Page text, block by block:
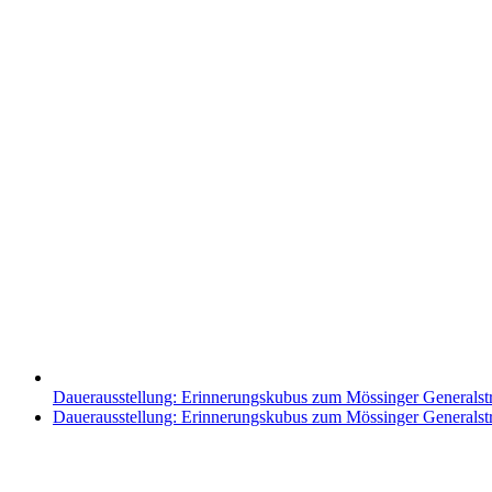
Dauerausstellung: Erinnerungskubus zum Mössinger
Nächster
Dauerausstellung: Erinnerungskubus zum Mössinger